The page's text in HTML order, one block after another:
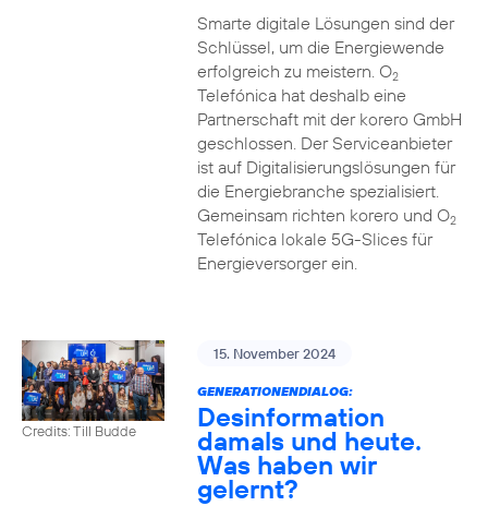
Smarte digitale Lösungen sind der
Schlüssel, um die Energiewende
erfolgreich zu meistern. O2
Telefónica hat deshalb eine
Partnerschaft mit der korero GmbH
geschlossen. Der Serviceanbieter
ist auf Digitalisierungslösungen für
die Energiebranche spezialisiert.
Gemeinsam richten korero und O2
Telefónica lokale 5G-Slices für
Energieversorger ein.
Credits: Till Budde
15. November 2024
GENERATIONENDIALOG:
Desinformation
damals und heute.
Was haben wir
gelernt?